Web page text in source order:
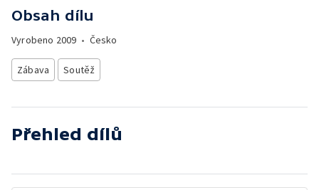
Obsah dílu
Vyrobeno 2009 • Česko
Zábava Soutěž
Přehled dílů